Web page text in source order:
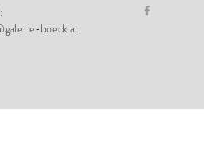
boeck.at